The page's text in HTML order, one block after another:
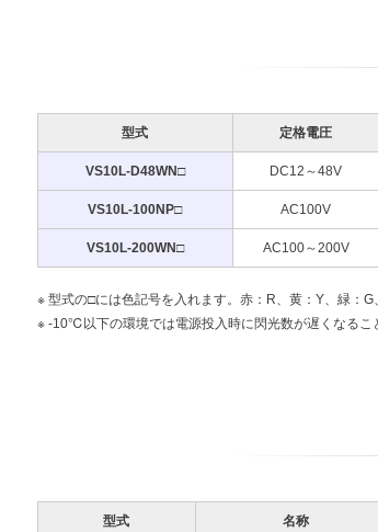
型式 定格電圧
VS10L-D48WN□ DC12～48V
VS10L-100NP□ AC100V
VS10L-200WN□ AC100～200V
型式の□には色記号を入れます。赤：R、黄：Y、緑：G
-10℃以下の環境では電源投入時に閃光数が遅くなるこ
型式 名称